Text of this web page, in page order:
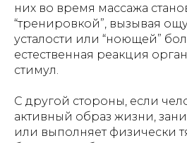
них во время массажа
“тренировкой”, вызывая
усталости или “ноющей”
естественная реакция
стимул.
С другой стороны, если
активный образ жизни,
или выполняет физически